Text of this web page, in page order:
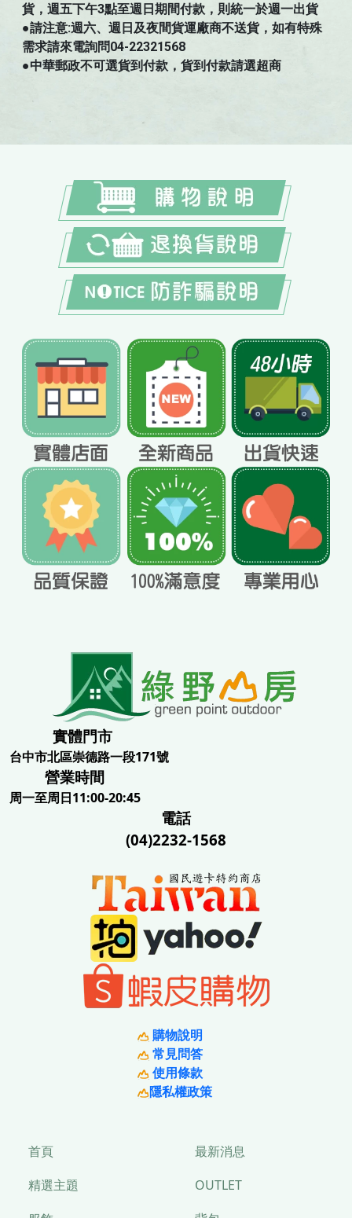
貨，週五下午3點至週日期間付款，則統一於週一出貨
●請注意:週六、週日及夜間貨運廠商不送貨，如有特殊
需求請來電詢問04-22321568
●中華郵政不可選貨到付款，貨到付款請選超商
實體門市
台中市北區崇德路一段171號
營業時間
周一至周日11:00-20:45
電話
(04)2232-1568
購物說明
常見問答
使用條款
隱私權政策
首頁
最新消息
精選主題
OUTLET